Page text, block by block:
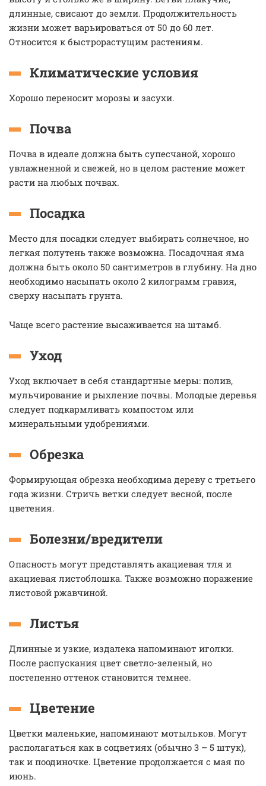
длинные, свисают до земли. Продолжительность
жизни может варьироваться от 50 до 60 лет.
Относится к быстрорастущим растениям.
Климатические условия
Хорошо переносит морозы и засухи.
Почва
Почва в идеале должна быть супесчаной, хорошо
увлажненной и свежей, но в целом растение может
расти на любых почвах.
Посадка
Место для посадки следует выбирать солнечное, но
легкая полутень также возможна. Посадочная яма
должна быть около 50 сантиметров в глубину. На дно
необходимо насыпать около 2 килограмм гравия,
сверху насыпать грунта.
Чаще всего растение высаживается на штамб.
Уход
Уход включает в себя стандартные меры: полив,
мульчирование и рыхление почвы. Молодые деревья
следует подкармливать компостом или
минеральными удобрениями.
Обрезка
Формирующая обрезка необходима дереву с третьего
года жизни. Стричь ветки следует весной, после
цветения.
Болезни/вредители
Опасность могут представлять акациевая тля и
акациевая листоблошка. Также возможно поражение
листовой ржавчиной.
Листья
Длинные и узкие, издалека напоминают иголки.
После распускания цвет светло-зеленый, но
постепенно оттенок становится темнее.
Цветение
Цветки маленькие, напоминают мотыльков. Могут
располагаться как в соцветиях (обычно 3 – 5 штук),
так и поодиночке. Цветение продолжается с мая по
июнь.